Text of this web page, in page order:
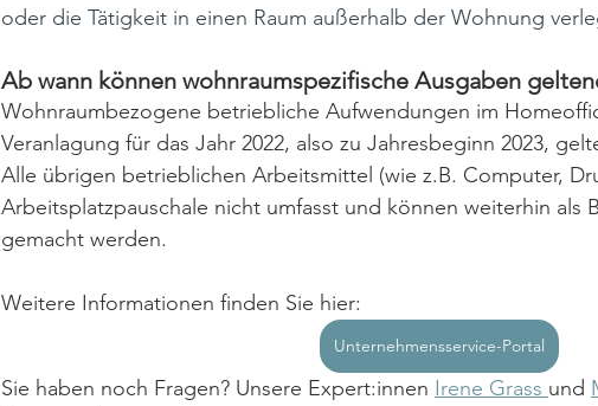
oder die Tätigkeit in einen Raum außerhalb der Wohnung
Ab wann können wohnraumspezifische Ausgaben
Wohnraumbezogene betriebliche Aufwendungen im
Veranlagung für das Jahr 2022, also zu Jahresbeginn 2023,
Alle übrigen betrieblichen Arbeitsmittel (wie z.B. Computer,
Arbeitsplatzpauschale nicht umfasst und können weiterhin als
gemacht werden.
Weitere Informationen finden Sie hier:
Unternehmensservice-Portal
Sie haben noch Fragen? Unsere Expert:innen Irene Grass und